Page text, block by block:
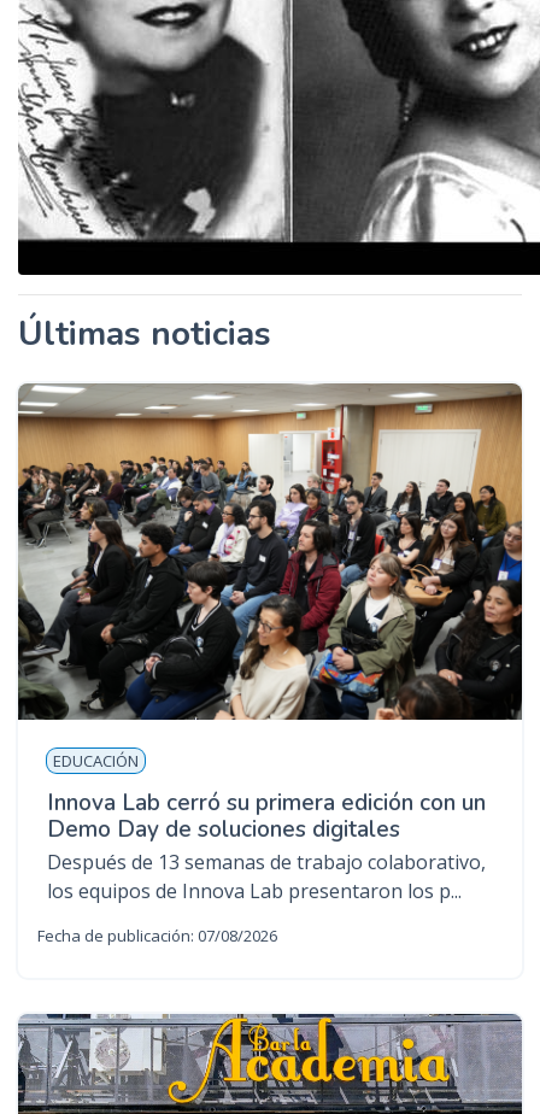
Últimas noticias
EDUCACIÓN
Innova Lab cerró su primera edición con un
Demo Day de soluciones digitales
Después de 13 semanas de trabajo colaborativo,
los equipos de Innova Lab presentaron los p...
Fecha de publicación: 07/08/2026